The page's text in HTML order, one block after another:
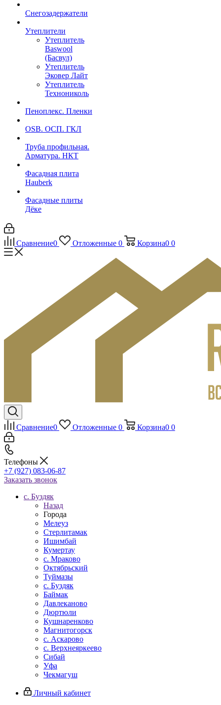
Снегозадержатели
Утеплители
Утеплитель
Baswool
(Басвул)
Утеплитель
Эковер Лайт
Утеплитель
Технониколь
Пеноплекс. Пленки
OSB. ОСП. ГКЛ
Труба профильная.
Арматура. НКТ
Фасадная плита
Hauberk
Фасадные плиты
Дёке
Сравнение0 Отложенные 0 Корзина0 0
Сравнение0 Отложенные 0 Корзина0 0
Телефоны
+7 (927) 083-06-87
Заказать звонок
c. Буздяк
Назад
Города
Мелеуз
Стерлитамак
Ишимбай
Кумертау
c. Мраково
Октябрьский
Туймазы
c. Буздяк
Баймак
Давлеканово
Дюртюли
Кушнаренково
Магнитогорск
с. Аскарово
с. Верхнеяркеево
Сибай
Уфа
Чекмагуш
Личный кабинет